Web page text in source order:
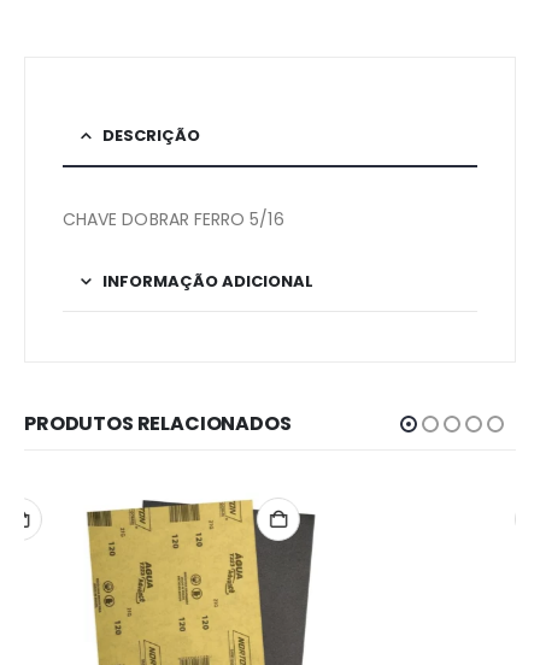
DESCRIÇÃO
CHAVE DOBRAR FERRO 5/16
INFORMAÇÃO ADICIONAL
PRODUTOS RELACIONADOS